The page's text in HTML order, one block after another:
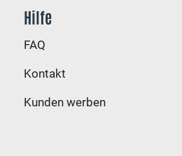
Hilfe
FAQ
Kontakt
Kunden werben